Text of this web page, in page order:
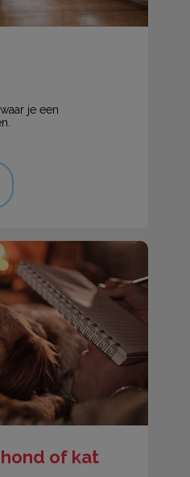
je een
of kat